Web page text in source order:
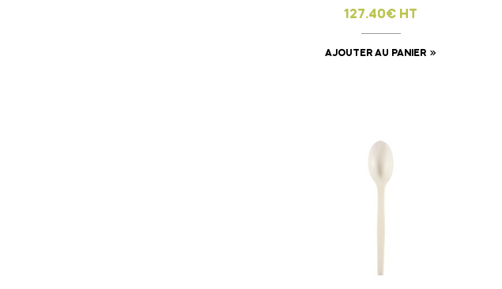
127.40€ HT
AJOUTER AU PANIER